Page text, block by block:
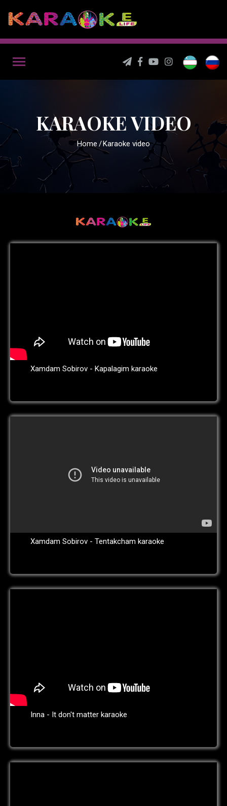
KARAOKE VIDEO
Home Karaoke video
Xamdam Sobirov - Kapalagim karaoke
Xamdam Sobirov - Tentakcham karaoke
Inna - It don't matter karaoke